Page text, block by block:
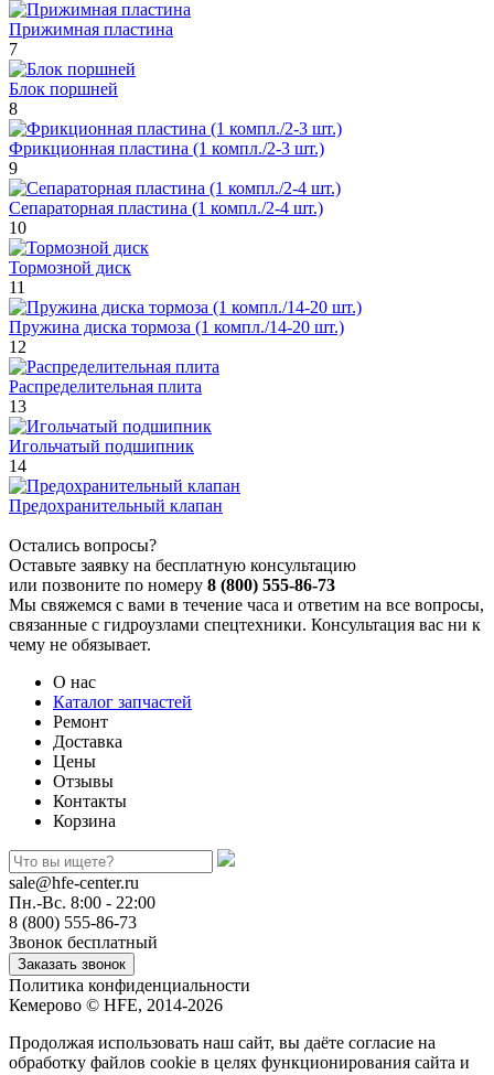
Прижимная пластина
7
Блок поршней
8
Фрикционная пластина (1 компл./2-3 шт.)
9
Сепараторная пластина (1 компл./2-4 шт.)
10
Тормозной диск
11
Пружина диска тормоза (1 компл./14-20 шт.)
12
Распределительная плита
13
Игольчатый подшипник
14
Предохранительный клапан
Остались вопросы?
Оставьте заявку на бесплатную консультацию
или позвоните по номеру 8 (800) 555-86-73
Мы свяжемся с вами в течение часа и ответим на все вопросы,
связанные с гидроузлами спецтехники. Консультация вас ни к
чему не обязывает.
О нас
Каталог запчастей
Ремонт
Доставка
Цены
Отзывы
Контакты
Корзина
sale@hfe-center.ru
Пн.-Вс. 8:00 - 22:00
8 (800) 555-86-73
Звонок бесплатный
Политика конфиденциальности
Кемерово © HFE, 2014-2026
Продолжая использовать наш сайт, вы даёте согласие на
обработку файлов cookie в целях функционирования сайта и